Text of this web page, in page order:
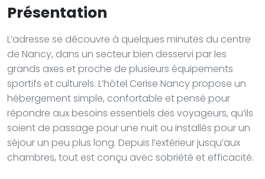
Présentation
L’adresse se découvre à quelques minutes du centre
de Nancy, dans un secteur bien desservi par les
grands axes et proche de plusieurs équipements
sportifs et culturels. L’hôtel Cerise Nancy propose un
hébergement simple, confortable et pensé pour
répondre aux besoins essentiels des voyageurs, qu’ils
soient de passage pour une nuit ou installés pour un
séjour un peu plus long. Depuis l’extérieur jusqu’aux
chambres, tout est conçu avec sobriété et efficacité.